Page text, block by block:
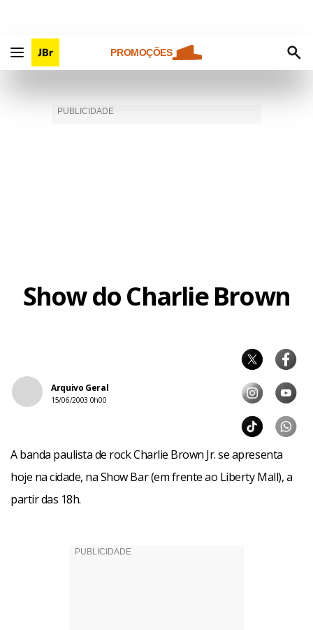
PROMOÇÕES
Show do Charlie Brown
Arquivo Geral
15/06/2003 0h00
A banda paulista de rock Charlie Brown Jr. se apresenta
hoje na cidade, na Show Bar (em frente ao Liberty Mall), a
partir das 18h.